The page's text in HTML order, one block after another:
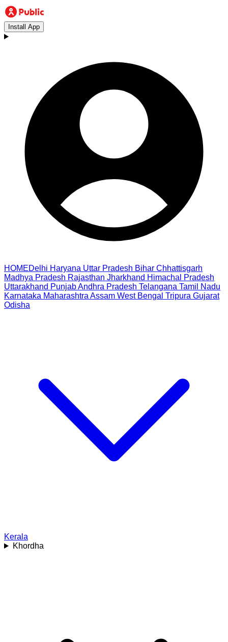
Install App
HOMEDelhi Haryana Uttar Pradesh Bihar Chhattisgarh
Madhya Pradesh Rajasthan Jharkhand Himachal Pradesh
Uttarakhand PunjabAndhra Pradesh Telangana Tamil Nadu
Karnataka Maharashtra Assam West Bengal Tripura Gujarat
Odisha
Kerala
Khordha